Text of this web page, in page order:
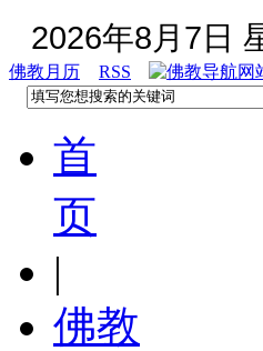
2026年8月7日
佛教月历 RSS
首
页
|
佛教